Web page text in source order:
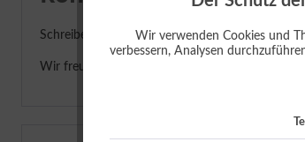
Wir verwenden Cookies und
verbessern, Analysen
Schreiben Sie uns eineE-Mail.
Wir freuen uns auf Ihre Kontaktaufnahme.